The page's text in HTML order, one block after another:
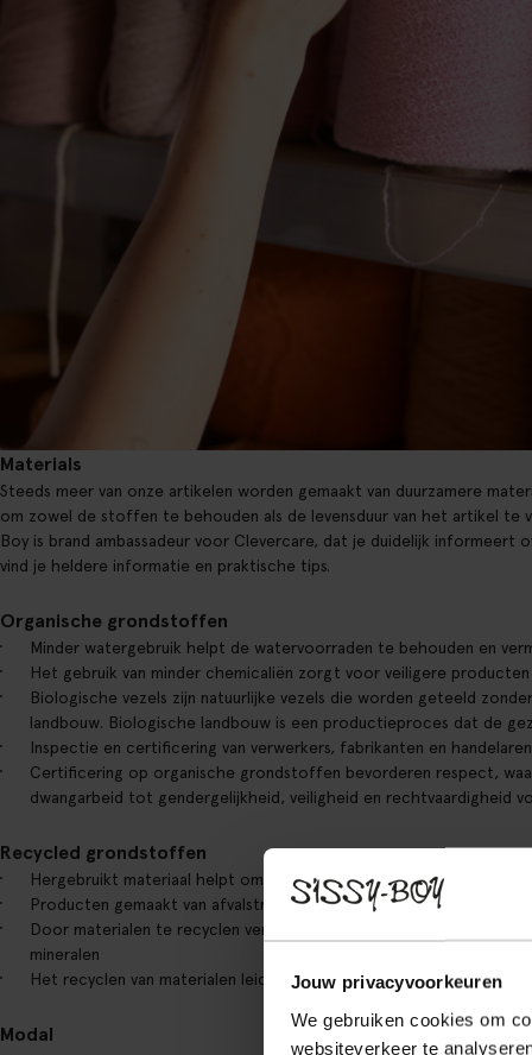
Jouw privacyvoorkeuren
We gebruiken cookies om
websiteverkeer te
Materials
Steeds meer van onze artikelen worden gemaakt van duurzamere
om zowel de stoffen te behouden als de levensduur van het artikel te
Boy is brand ambassadeur voor Clevercare, dat je duidelijk
vind je heldere informatie en praktische tips.
Organische grondstoffen
Minder watergebruik helpt de watervoorraden te behouden en
Het gebruik van minder chemicaliën zorgt voor veiligere
Biologische vezels zijn natuurlijke vezels die worden geteeld
landbouw. Biologische landbouw is een productieproces dat de
Inspectie en certificering van verwerkers, fabrikanten en
Certificering op organische grondstoffen bevorderen respect,
dwangarbeid tot gendergelijkheid, veiligheid en rechtvaardigheid
Recycled grondstoffen
Hergebruikt materiaal helpt om afval te verminderen en
Producten gemaakt van afvalstromen dragen bij aan het
Door materialen te recyclen verminderen we de behoefte aan
mineralen
Het recyclen van materialen leidt tot minder uitstoot van
Modal